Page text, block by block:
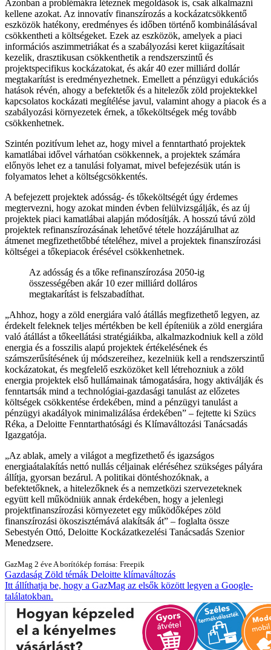
Azonban a problémákra léteznek megoldások is, csak alkalmazni
kellene azokat. Az innovatív finanszírozás a kockázatcsökkentő
eszközök hatékony, eredményes és időben történő kombinálásával
csökkentheti a költségeket. Ezek az eszközök, amelyek a piaci
információs aszimmetriákat és a szabályozási keret kiigazításait
kezelik, drasztikusan csökkenthetik a rendszerszintű és
projektspecifikus kockázatokat, és akár 40 ezer milliárd dollár
megtakarítást is eredményezhetnek. Emellett a pénzügyi edukációs
hatások révén, ahogy a befektetők és a hitelezők zöld projektekkel
kapcsolatos kockázati megítélése javul, valamint ahogy a piacok és a
szabályozási környezetek érnek, a tőkeköltségek még tovább
csökkenhetnek.
Szintén pozitívum lehet az, hogy mivel a fenntartható projektek
kamatlábai idővel várhatóan csökkennek, a projektek számára
előnyös lehet ez a tanulási folyamat, mivel befejezésük után is
folyamatos lehet a költségcsökkentés.
A befejezett projektek adósság- és tőkeköltségét úgy érdemes
megtervezni, hogy azokat minden évben felülvizsgálják, és az új
projektek piaci kamatlábai alapján módosítják. A hosszú távú zöld
projektek refinanszírozásának lehetővé tétele hozzájárulhat az
átmenet megfizethetőbbé tételéhez, mivel a projektek finanszírozási
költségei a tőkepiacok érésével csökkenhetnek.
Az adósság és a tőke refinanszírozása 2050-ig
összességében akár 10 ezer milliárd dolláros
megtakarítást is felszabadíthat.
Ahhoz, hogy a zöld energiára való átállás megfizethető legyen, az
érdekelt feleknek teljes mértékben be kell építeniük a zöld energiára
való átállást a tőkeellátási stratégiáikba, alkalmazkodniuk kell a zöld
energia és a fosszilis alapú projektek értékelésének és
számszerűsítésének új módszereihez, kezelniük kell a rendszerszintű
kockázatokat, és megfelelő eszközöket kell létrehozniuk a zöld
energia projektek első hullámainak támogatására, hogy aktiválják és
fenntartsák mind a technológiai-gazdasági tanulást az előzetes
költségek csökkentése érdekében, mind a pénzügyi tanulást a
pénzügyi akadályok minimalizálása érdekében
– fejtette ki Szücs
Réka, a Deloitte Fenntarthatósági és Klímaváltozási Tanácsadás
Igazgatója.
Az ablak, amely a világot a megfizethető és igazságos
energiaátalakítás nettó nullás céljainak eléréséhez szükséges pályára
állítja, gyorsan bezárul. A politikai döntéshozóknak, a
befektetőknek, a hitelezőknek és a nemzetközi szervezeteknek
együtt kell működniük annak érdekében, hogy a jelenlegi
projektfinanszírozási környezetet egy működőképes zöld
finanszírozási ökoszisztémává alakítsák át
– foglalta össze
Sebestyén Ottó, Deloitte Kockázatkezelési Tanácsadás Szenior
Menedzsere.
GazMag 2 éve A borítókép forrása: Freepik
Gazdaság Zöld témák Deloitte klímaváltozás
Itt állíthatja be, hogy a GazMag az elsők között legyen a Google-
találatokban.